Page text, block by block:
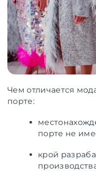
Чем отличается
порте:
порте не
крой